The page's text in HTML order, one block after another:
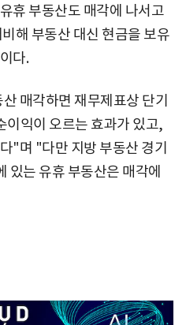
휴 부동산도 매각에 나서고
해 부동산 대신 현금을 보유
다.
매각하면 재무제표상 단기
이익이 오르는 효과가 있고,
"며 "다만 지방 부동산 경기
있는 유휴 부동산은 매각에